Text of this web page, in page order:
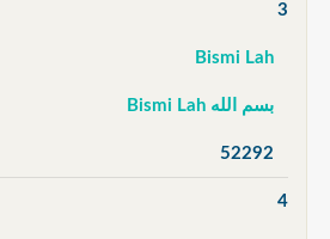
3
Bismi Lah
بسم الله Bismi Lah
52292
4